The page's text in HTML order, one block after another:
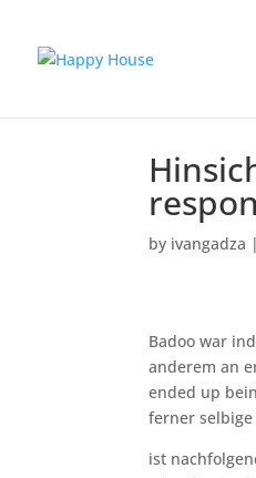
by ivangadza
Badoo war
anderem an
ended up
ferner
ist